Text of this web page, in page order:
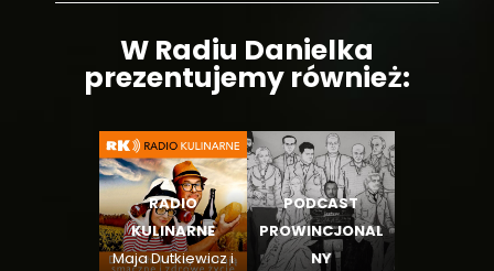
W Radiu Danielka
prezentujemy również:
RADIO
KULINARNE
Maja Dutkiewicz i
PODCAST
PROWINCJONAL
NY